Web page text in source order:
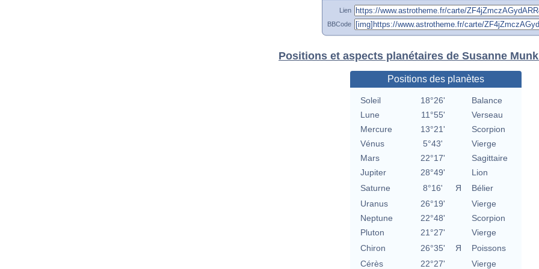
Lien
BBCode
Positions et aspects planétaires de Susanne
Positions des planètes
Soleil 18°26'
Balance
Lune
11°55'
Verseau
Mercure
13°21'
Scorpion
Vénus
5°43'
Vierge
Mars
22°17'
Sagittaire
Jupiter
28°49'
Lion
Saturne
8°16' Я
Bélier
Uranus
26°19'
Vierge
Neptune
22°48'
Scorpion
Pluton
21°27'
Vierge
Chiron
26°35' Я
Poissons
Cérès
22°27' Vierge